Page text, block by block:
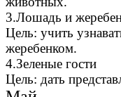
3.Лошадь и
Цель: учить
жеребенком.
4.Зеленые гости
Цель: дать